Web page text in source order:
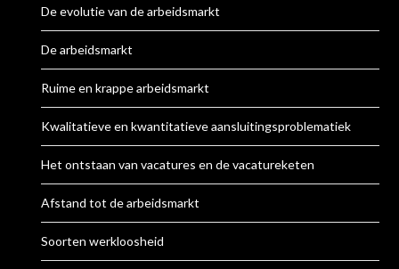
De evolutie van de arbeidsmarkt
De arbeidsmarkt
Ruime en krappe arbeidsmarkt
Kwalitatieve en kwantitatieve aansluitingsproblematiek
Het ontstaan van vacatures en de vacatureketen
Afstand tot de arbeidsmarkt
Soorten werkloosheid